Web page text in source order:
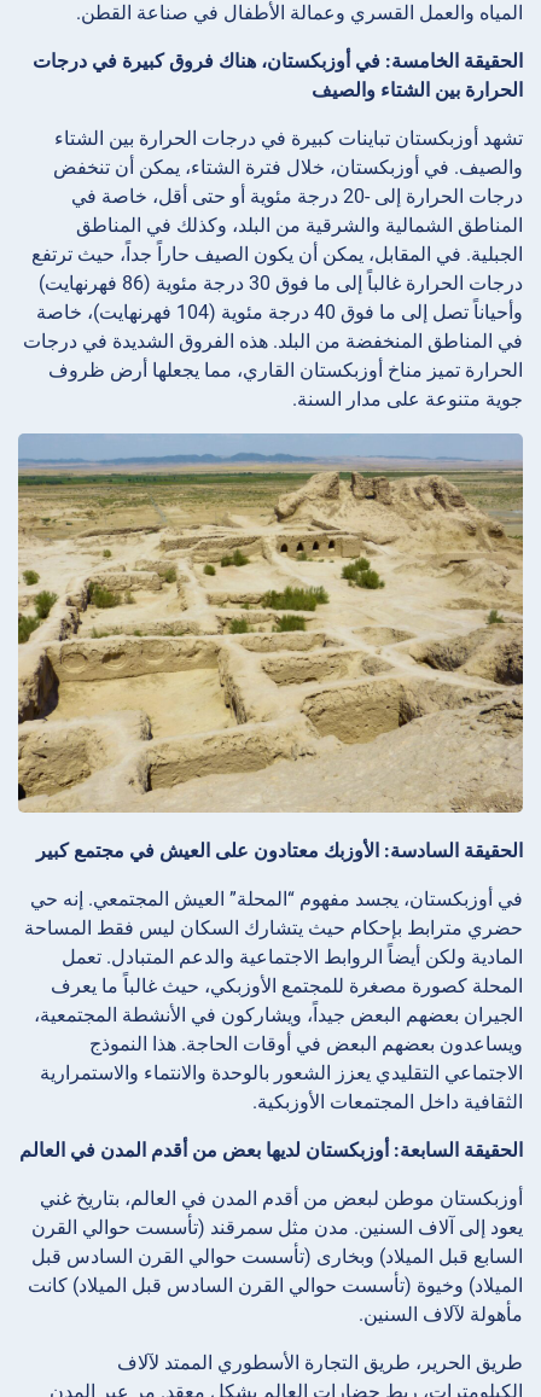
المياه والعمل القسري وعمالة الأطفال في صناعة القطن.
الحقيقة الخامسة: في أوزبكستان، هناك فروق كبيرة في درجات
الحرارة بين الشتاء والصيف
تشهد أوزبكستان تباينات كبيرة في درجات الحرارة بين الشتاء
والصيف. في أوزبكستان، خلال فترة الشتاء، يمكن أن تنخفض
درجات الحرارة إلى -20 درجة مئوية أو حتى أقل، خاصة في
المناطق الشمالية والشرقية من البلد، وكذلك في المناطق
الجبلية. في المقابل، يمكن أن يكون الصيف حاراً جداً، حيث ترتفع
درجات الحرارة غالباً إلى ما فوق 30 درجة مئوية (86 فهرنهايت)
وأحياناً تصل إلى ما فوق 40 درجة مئوية (104 فهرنهايت)، خاصة
في المناطق المنخفضة من البلد. هذه الفروق الشديدة في درجات
الحرارة تميز مناخ أوزبكستان القاري، مما يجعلها أرض ظروف
جوية متنوعة على مدار السنة.
الحقيقة السادسة: الأوزبك معتادون على العيش في مجتمع كبير
في أوزبكستان، يجسد مفهوم “المحلة” العيش المجتمعي. إنه حي
حضري مترابط بإحكام حيث يتشارك السكان ليس فقط المساحة
المادية ولكن أيضاً الروابط الاجتماعية والدعم المتبادل. تعمل
المحلة كصورة مصغرة للمجتمع الأوزبكي، حيث غالباً ما يعرف
الجيران بعضهم البعض جيداً، ويشاركون في الأنشطة المجتمعية،
ويساعدون بعضهم البعض في أوقات الحاجة. هذا النموذج
الاجتماعي التقليدي يعزز الشعور بالوحدة والانتماء والاستمرارية
الثقافية داخل المجتمعات الأوزبكية.
الحقيقة السابعة: أوزبكستان لديها بعض من أقدم المدن في العالم
أوزبكستان موطن لبعض من أقدم المدن في العالم، بتاريخ غني
يعود إلى آلاف السنين. مدن مثل سمرقند (تأسست حوالي القرن
السابع قبل الميلاد) وبخارى (تأسست حوالي القرن السادس قبل
الميلاد) وخيوة (تأسست حوالي القرن السادس قبل الميلاد) كانت
مأهولة لآلاف السنين.
طريق الحرير، طريق التجارة الأسطوري الممتد لآلاف
الكيلومترات، ربط حضارات العالم بشكل معقد. مر عبر المدن